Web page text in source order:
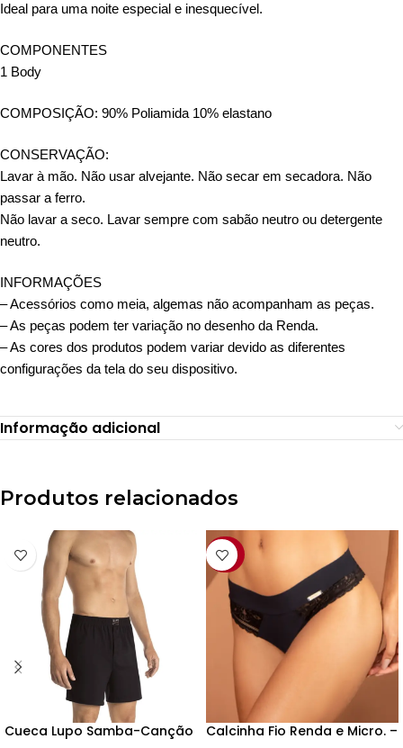
Ideal para uma noite especial e inesquecível.
COMPONENTES
1 Body
COMPOSIÇÃO: 90% Poliamida 10% elastano
CONSERVAÇÃO:
Lavar à mão. Não usar alvejante. Não secar em secadora. Não
passar a ferro.
Não lavar a seco. Lavar sempre com sabão neutro ou detergente
neutro.
INFORMAÇÕES
– Acessórios como meia, algemas não acompanham as peças.
– As peças podem ter variação no desenho da Renda.
– As cores dos produtos podem variar devido as diferentes
configurações da tela do seu dispositivo.
Informação adicional
Produtos relacionados
Cueca Lupo Samba-Canção
-28%
Calcinha Fio Renda e Micro. –